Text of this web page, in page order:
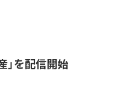
」を配信開始